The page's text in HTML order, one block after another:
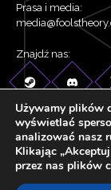
Znajdź nas:
Prasa i media:
©2026
Używamy plików
wyświetlać
analizować nasz
Klikając
przez nas plików